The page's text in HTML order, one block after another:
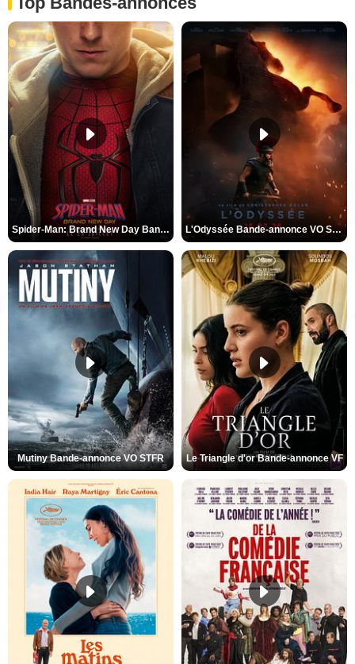
Spider-Man: Brand New Day Bande-annonce VO STFR L'Odyssée Bande-annonce VO STFR
Mutiny Bande-annonce VO STFR Le Triangle d'or Bande-annonce VF